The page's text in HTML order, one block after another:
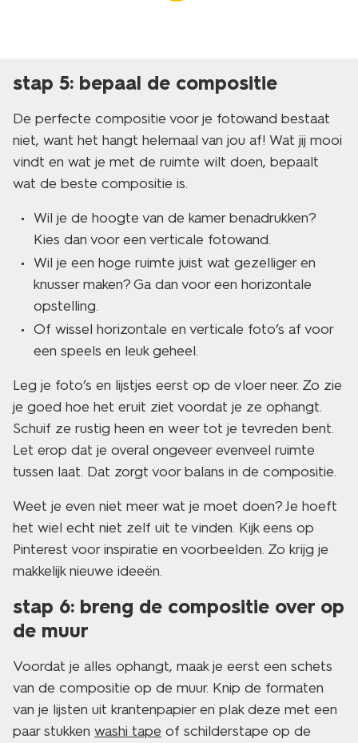
stap 5: bepaal de compositie
De perfecte compositie voor je fotowand bestaat
niet, want het hangt helemaal van jou af! Wat jij mooi
vindt en wat je met de ruimte wilt doen, bepaalt
wat de beste compositie is.
Wil je de hoogte van de kamer benadrukken?
Kies dan voor een verticale fotowand.
Wil je een hoge ruimte juist wat gezelliger en
knusser maken? Ga dan voor een horizontale
opstelling.
Of wissel horizontale en verticale foto’s af voor
een speels en leuk geheel.
Leg je foto’s en lijstjes eerst op de vloer neer. Zo zie
je goed hoe het eruit ziet voordat je ze ophangt.
Schuif ze rustig heen en weer tot je tevreden bent.
Let erop dat je overal ongeveer evenveel ruimte
tussen laat. Dat zorgt voor balans in de compositie.
Weet je even niet meer wat je moet doen? Je hoeft
het wiel echt niet zelf uit te vinden. Kijk eens op
Pinterest voor inspiratie en voorbeelden. Zo krijg je
makkelijk nieuwe ideeën.
stap 6: breng de compositie over op
de muur
Voordat je alles ophangt, maak je eerst een schets
van de compositie op de muur. Knip de formaten
van je lijsten uit krantenpapier en plak deze met een
paar stukken washi tape of schilderstape op de